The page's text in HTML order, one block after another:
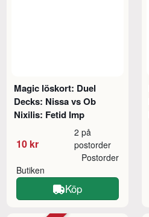
Magic löskort: Duel
Decks: Nissa vs Ob
Nixilis: Fetid Imp
10 kr
2 på
postorder
Butiken
Postorder
Köp